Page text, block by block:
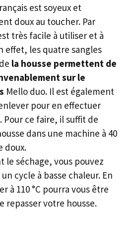
est soyeux et
doux au toucher. Par
très facile à utiliser et à
effet, les quatre sangles
la housse permettent de
sur le
Mello duo. Il est également
pour en effectuer
Pour ce faire, il suffit de
dans une machine à 40
doux.
le séchage, vous pouvez
cycle à basse chaleur. En
à 110 °C pourra vous être
repasser votre housse.